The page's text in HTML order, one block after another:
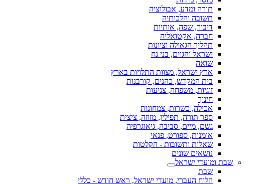
תורה ומדע, אבולוציה
תשובה והלכותיה
דיבור, שפה, אותיות
חברה, אקטואליה
תהליך הגאולה וציונות
ישראל והגוים, בני נח
שואה
ארץ ישראל, מצוות התלויות בארץ
בית המקדש, כהנים, קורבנות
זוגיות, משפחה, צניעות
חינוך
אכילה, כשרות, צמחונות
ספר תורה, תפילין, מזוזה, ציצית
גשם, מיים, סביבה, גיאוגרפיה
אומנות, ספורט, פנאי
שאלות ותשובות - הקלטות
נושאים שונים
שבת ומועדי ישראל
שבת
הלוח העברי, מועדי ישראל, ראש חודש - כללי